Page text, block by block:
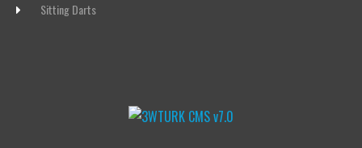
Sitting Darts